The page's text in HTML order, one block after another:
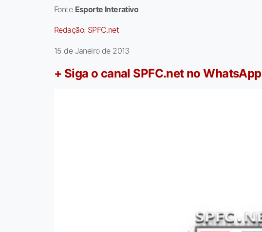
Fonte Esporte Interativo
Redação: SPFC.net
15 de Janeiro de 2013
+ Siga o canal SPFC.net no WhatsApp